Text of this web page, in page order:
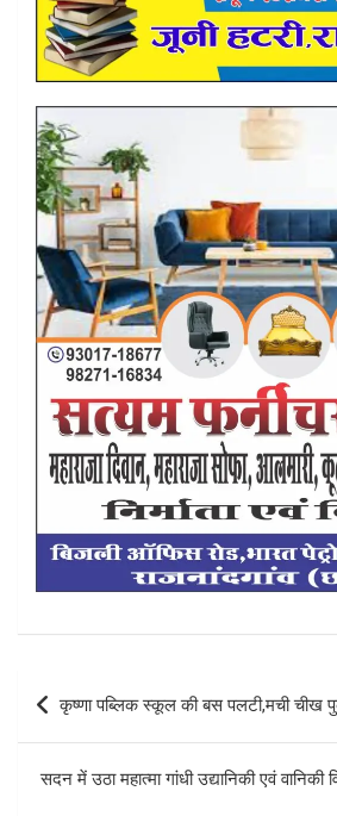
Post
navigation
कृष्णा पब्लिक स्कूल की बस पलटी,मची चीख
सदन में उठा महात्मा गांधी उद्यानिकी एवं वानिकी